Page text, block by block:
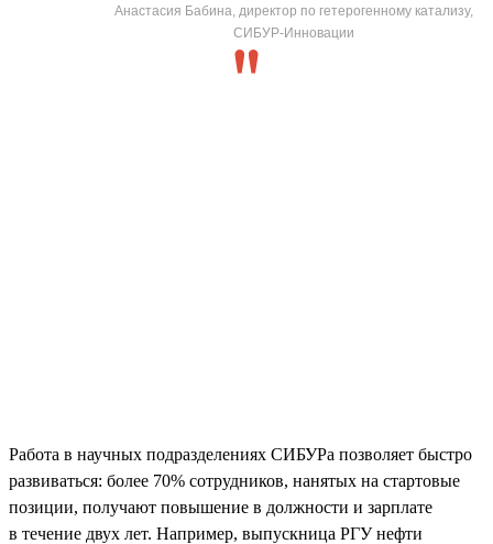
Анастасия Бабина, директор по гетерогенному катализу,
СИБУР-Инновации
Работа в научных подразделениях СИБУРа позволяет быстро
развиваться: более 70% сотрудников, нанятых на стартовые
позиции, получают повышение в должности и зарплате
в течение двух лет. Например, выпускница РГУ нефти